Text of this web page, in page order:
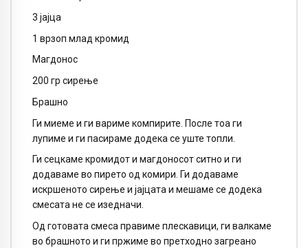
3 јајца
1 врзоп млад кромид
Магдонос
200 гр сирење
Брашно
Ги миеме и ги вариме компирите. После тоа ги
лупиме и ги пасираме додека се уште топли.
Ги сецкаме кромидот и магдоносот ситно и ги
додаваме во пирето од комири. Ги додаваме
искршеното сирење и јајцата и мешаме се додека
смесата не се изедначи.
Од готовата смеса правиме плескавици, ги валкаме
во брашното и ги пржиме во претходно загреано